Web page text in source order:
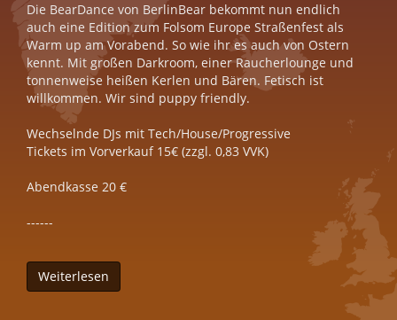
D ie BearDance von BerlinBear bekommt nun endlich
auch eine Edition zum Folsom Europe Straßenfest als
Warm up am Vorabend. So wie ihr es auch von Ostern
kennt. Mit großen Darkroom, einer Raucherlounge und
tonnenweise heißen Kerlen und Bären. Fetisch ist
willkommen. Wir sind puppy friendly.
W echselnde DJs mit Tech/House/Progressive
Tickets im Vorverkauf 15€ (zzgl. 0,83 VVK)
Abendkasse 20 €
- -----
Weiterlesen